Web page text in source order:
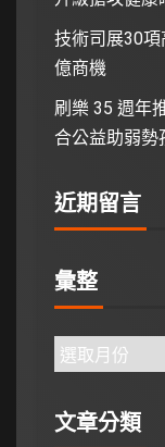
技術司展30
億商機
刷樂 35 週年
合公益助弱勢
近期留言
彙整
文章分類